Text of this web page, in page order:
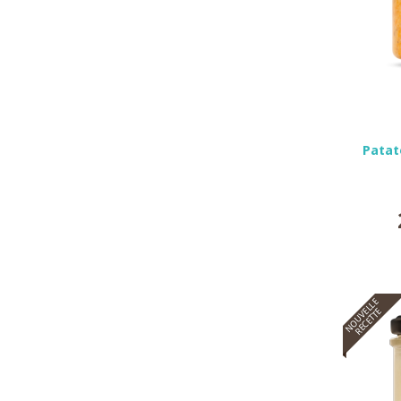
NOUVELLE
RECETTE